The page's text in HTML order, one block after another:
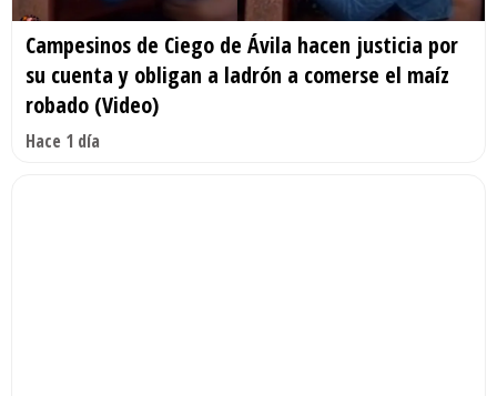
Campesinos de Ciego de Ávila hacen justicia por
su cuenta y obligan a ladrón a comerse el maíz
robado (Video)
Hace 1 día